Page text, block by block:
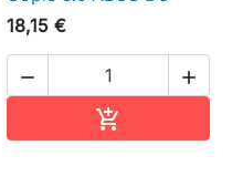
18,15 €
 
